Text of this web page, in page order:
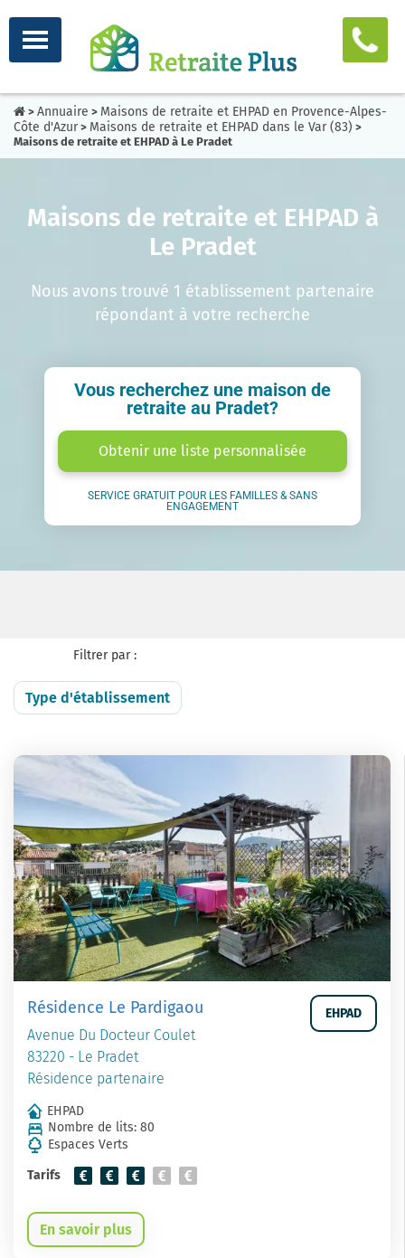
> Annuaire > Maisons de retraite et EHPAD en Provence-Alpes-
Côte d'Azur> Maisons de retraite et EHPAD dans le Var (83) >
Maisons de retraite et EHPAD à Le Pradet
Maisons de retraite et EHPAD à
Le Pradet
Nous avons trouvé 1 établissement partenaire
répondant à votre recherche
Vous recherchez une maison de
retraite au Pradet?
Obtenir une liste personnalisée
SERVICE GRATUIT POUR LES FAMILLES & SANS
ENGAGEMENT
Filtrer par :
Type d'établissement
Résidence Le Pardigaou
Avenue Du Docteur Coulet
83220 - Le Pradet
Résidence partenaire
EHPAD
EHPAD
Nombre de lits: 80
Espaces Verts
Tarifs
En savoir plus